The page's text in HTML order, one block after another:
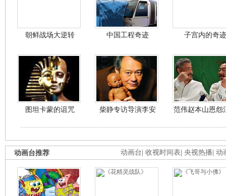
朝鲜战场大逆转 中国工程奇迹 子宫内的奇迹
图坦卡蒙的诅咒 柴静专访导演李安 范伟赵本山恩怨
动画台 收视时间表 央视热播 动
动画台推荐